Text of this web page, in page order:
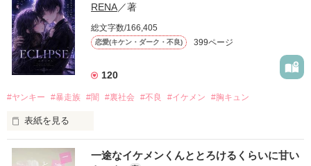
モテる人を好きになるのが怖かった。
だから私は、中学時代に大好きだった彼を自分から振った。
もう会うことはないと思っていたのに、
高校生になって再会した彼は、隣の学校で”王子様”と呼ばれる
他の女の子には冷たいのに
私にだけ昔と変わらない笑顔を向けてくる。
RENA／著
総文字数/166,405
恋愛(キケン・ダーク・不良) 399ページ
120
#ヤンキー #暴走族 #闇 #裏社会 #不良 #イケメン #胸キュン
表紙を見る
表紙画像はAIです
一途なイケメンくんととろけるくらいに甘い